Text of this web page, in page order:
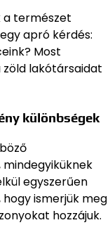
a természet
apró kérdés:
Most
lakótársaidat
különbségek
mindegyiküknek
egyszerűen
hogy ismerjük meg
hozzájuk.